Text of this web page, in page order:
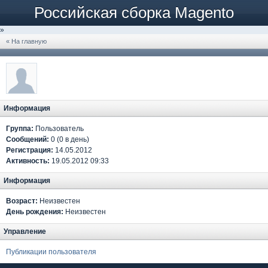
Российская сборка Magento
»
« На главную
Информация
Группа: Пользователь
Сообщений: 0 (0 в день)
Регистрация: 14.05.2012
Активность: 19.05.2012 09:33
Информация
Возраст: Неизвестен
День рождения: Неизвестен
Управление
Публикации пользователя